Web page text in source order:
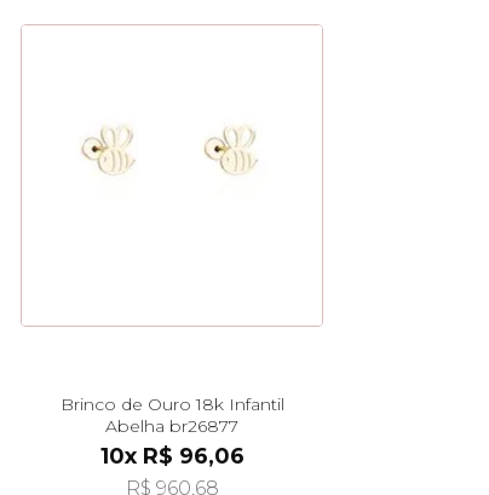
Brinco de Ouro 18k Infantil
Abelha br26877
10x R$ 96,06
R$ 960,68